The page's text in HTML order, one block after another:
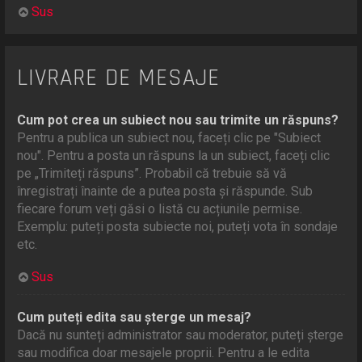
Sus
LIVRARE DE MESAJE
Cum pot crea un subiect nou sau trimite un răspuns?
Pentru a publica un subiect nou, faceți clic pe "Subiect
nou". Pentru a posta un răspuns la un subiect, faceți clic
pe „Trimiteți răspuns”. Probabil că trebuie să vă
înregistrați înainte de a putea posta și răspunde. Sub
fiecare forum veți găsi o listă cu acțiunile permise.
Exemplu: puteți posta subiecte noi, puteți vota în sondaje
etc.
Sus
Cum puteți edita sau șterge un mesaj?
Dacă nu sunteți administrator sau moderator, puteți șterge
sau modifica doar mesajele proprii. Pentru a le edita